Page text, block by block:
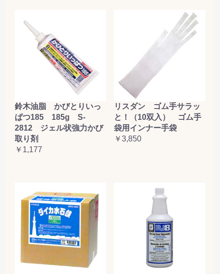
鈴木油脂 かびとりいっ
ぱつ185 185g S-
2812 ジェル状強力かび
取り剤
￥1,177
リスダン ゴム手サラッ
と！（10双入） ゴム手
袋用インナー手袋
￥3,850